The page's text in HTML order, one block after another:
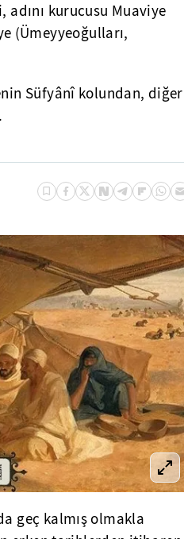
kurucusu Muaviye
(Ümeyyeoğulları,
Süfyânî kolundan, diğer
geç kalmış olmakla